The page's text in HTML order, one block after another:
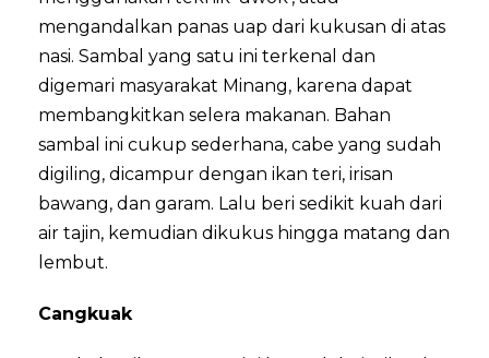
mengandalkan panas uap dari kukusan di atas
nasi. Sambal yang satu ini terkenal dan
digemari masyarakat Minang, karena dapat
membangkitkan selera makanan. Bahan
sambal ini cukup sederhana, cabe yang sudah
digiling, dicampur dengan ikan teri, irisan
bawang, dan garam. Lalu beri sedikit kuah dari
air tajin, kemudian dikukus hingga matang dan
lembut.
Cangkuak